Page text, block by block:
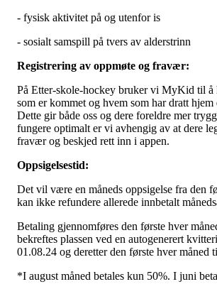
- fysisk aktivitet på og utenfor is
- sosialt samspill på tvers av alderstrinn
Registrering av oppmøte og fravær:
På Etter-skole-hockey bruker vi MyKid til å
som er kommet og hvem som har dratt hjem
Dette gir både oss og dere foreldre mer
fungere optimalt er vi avhengig av at dere
fravær og beskjed rett inn i appen.
Oppsigelsestid:
Det vil være en måneds oppsigelse fra den
kan ikke refundere allerede innbetalt
Betaling gjennomføres den første hver
bekreftes plassen ved en autogenerert
01.08.24 og deretter den første hver måned
*I august måned betales kun 50%. I juni